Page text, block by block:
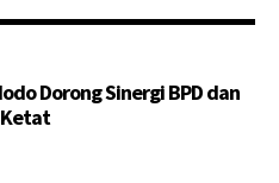
Dorong Sinergi BPD dan
Ketat